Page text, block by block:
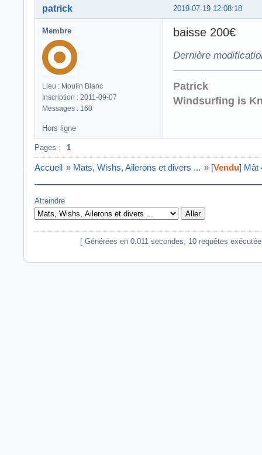
2019-07-19 12:08:18
patrick
Membre
Lieu : Moulin Blanc
Inscription : 2011-09-07
Messages : 160
baisse 200€
Dernière
Patrick
Windsurfing is
Hors ligne
Pages : 1
Accueil » Mats, Wishs, Ailerons et divers ... » [Vendu] Mât
Atteindre
[ Générées en 0.011 secondes, 10 requêtes